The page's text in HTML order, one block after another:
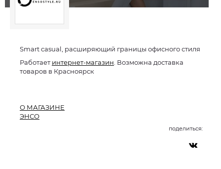
Smart casual, расширяющий границы офисного стиля
Работаетинтернет-магазин . Возможна доставка
товаров в Красноярск
О МАГАЗИНЕ
ЭНСО
поделиться: